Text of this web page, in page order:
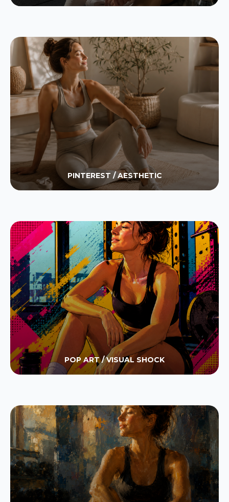
PINTEREST / AESTHETIC
POP ART / VISUAL SHOCK